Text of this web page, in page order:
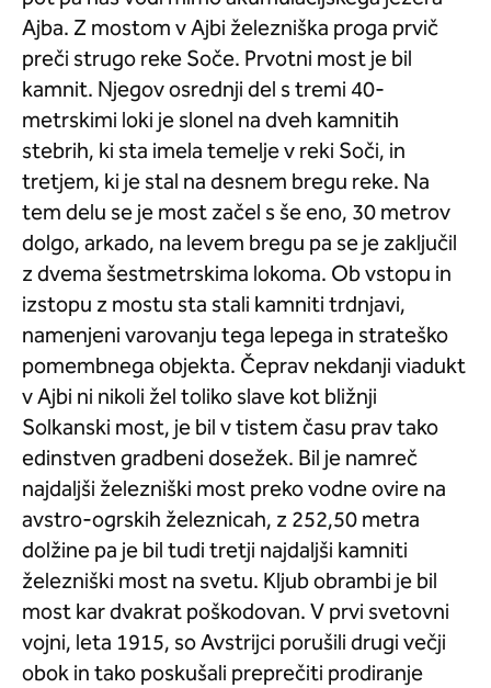
Ajba. Z mostom v Ajbi železniška proga prvič
preči strugo reke Soče. Prvotni most je bil
kamnit. Njegov osrednji del s tremi 40-
metrskimi loki je slonel na dveh kamnitih
stebrih, ki sta imela temelje v reki Soči, in
tretjem, ki je stal na desnem bregu reke. Na
tem delu se je most začel s še eno, 30 metrov
dolgo, arkado, na levem bregu pa se je zaključil
z dvema šestmetrskima lokoma. Ob vstopu in
izstopu z mostu sta stali kamniti trdnjavi,
namenjeni varovanju tega lepega in strateško
pomembnega objekta. Čeprav nekdanji viadukt
v Ajbi ni nikoli žel toliko slave kot bližnji
Solkanski most, je bil v tistem času prav tako
edinstven gradbeni dosežek. Bil je namreč
najdaljši železniški most preko vodne ovire na
avstro-ogrskih železnicah, z 252,50 metra
dolžine pa je bil tudi tretji najdaljši kamniti
železniški most na svetu. Kljub obrambi je bil
most kar dvakrat poškodovan. V prvi svetovni
vojni, leta 1915, so Avstrijci porušili drugi večji
obok in tako poskušali preprečiti prodiranje